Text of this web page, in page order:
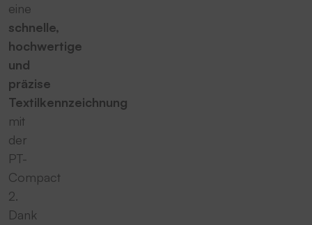
eine
schnelle,
hochwertige
und
präzise
Textilkennzeichnung
mit
der
PT-
Compact
2.
Dank